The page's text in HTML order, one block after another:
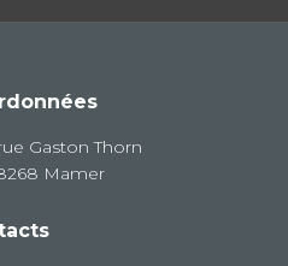
Gaston Thorn
Mamer